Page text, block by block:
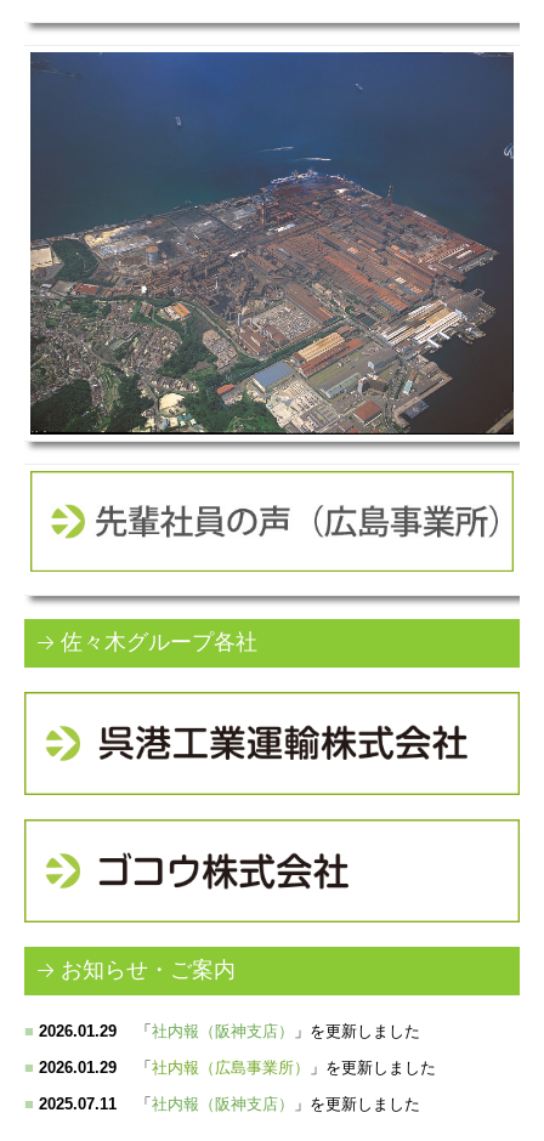
佐々木グループ各社
お知らせ・ご案内
■ 2026.01.29 「 社内報（阪神支店） 」 を更新しました
■ 2026.01.29 「 社内報（広島事業所） 」 を更新しました
■ 2025.07.11 「 社内報（阪神支店） 」 を更新しました